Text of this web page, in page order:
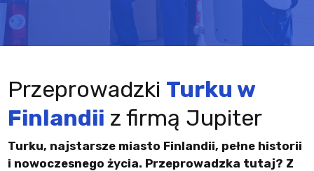
Przeprowadzki Turku w
Finlandii z firmą Jupiter
Turku, najstarsze miasto Finlandii, pełne historii
i nowoczesnego życia. Przeprowadzka tutaj? Z